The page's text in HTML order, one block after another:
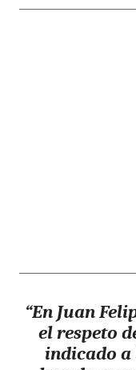
“En Juan
el respeto
indicado